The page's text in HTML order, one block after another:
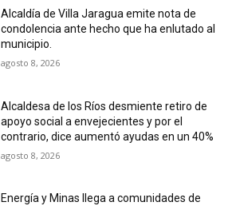
Alcaldía de Villa Jaragua emite nota de
condolencia ante hecho que ha enlutado al
municipio.
agosto 8, 2026
Alcaldesa de los Ríos desmiente retiro de
apoyo social a envejecientes y por el
contrario, dice aumentó ayudas en un 40%
agosto 8, 2026
Energía y Minas llega a comunidades de